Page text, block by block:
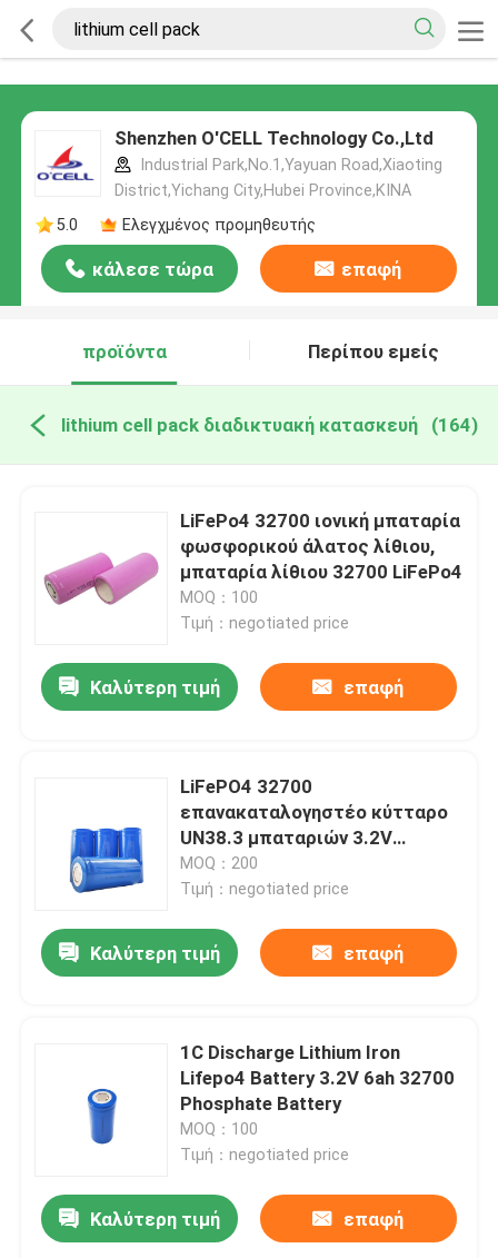
Shenzhen O'CELL Technology Co.,Ltd
Industrial Park,No.1,Yayuan Road,Xiaoting
District,Yichang City,Hubei Province,ΚΙΝΑ
5.0
Ελεγχμένος προμηθευτής
κάλεσε τώρα επαφή
προϊόντα Περίπου εμείς
lithium cell pack διαδικτυακή κατασκευή (164)
LiFePo4 32700 ιονική μπαταρία
φωσφορικού άλατος λίθιου,
μπαταρία λίθιου 32700 LiFePo4
MOQ：100
Τιμή：negotiated price
Καλύτερη τιμή επαφή
LiFePO4 32700
επανακαταλογηστέο κύτταρο
UN38.3 μπαταριών 3.2V
6000mAh εγκεκριμένο
MOQ：200
Τιμή：negotiated price
Καλύτερη τιμή επαφή
1C Discharge Lithium Iron
Lifepo4 Battery 3.2V 6ah 32700
Phosphate Battery
MOQ：100
Τιμή：negotiated price
Καλύτερη τιμή επαφή